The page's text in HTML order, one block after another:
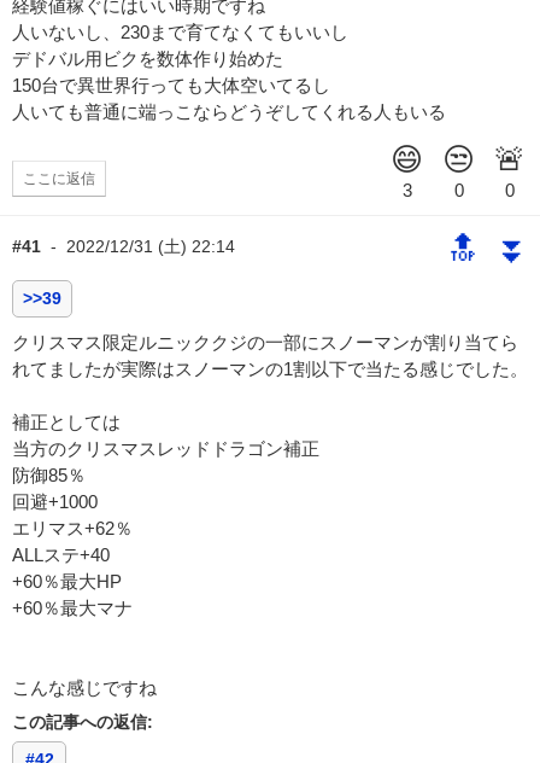
経験値稼ぐにはいい時期ですね
人いないし、230まで育てなくてもいいし
デドバル用ビクを数体作り始めた
150台で異世界行っても大体空いてるし
人いても普通に端っこならどうぞしてくれる人もいる
ここに返信
#41 - 2022/12/31 (土) 22:14 🔝 ⏬
>>39
クリスマス限定ルニッククジの一部にスノーマンが割り当てら
れてましたが実際はスノーマンの1割以下で当たる感じでした。
補正としては
当方のクリスマスレッドドラゴン補正
防御85％
回避+1000
エリマス+62％
ALLステ+40
+60％最大HP
+60％最大マナ
こんな感じですね
この記事への返信: